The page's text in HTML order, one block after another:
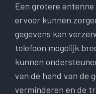
Een grotere antenne
ervoor kunnen
gegevens kan
telefoon mogelijk
kunnen
van de hand van de
verminderen en de